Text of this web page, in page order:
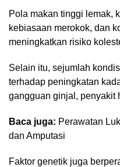
Pola makan tinggi lemak,
kebiasaan merokok, dan
meningkatkan risiko
Selain itu, sejumlah
terhadap peningkatan
gangguan ginjal, penyakit
Baca juga: Perawatan
dan Amputasi
Faktor genetik juga